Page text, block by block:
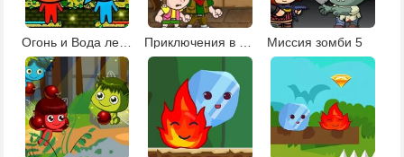
Огонь и Вода лесной храм 2 Приключения в пирамиде Миссия зомби 5